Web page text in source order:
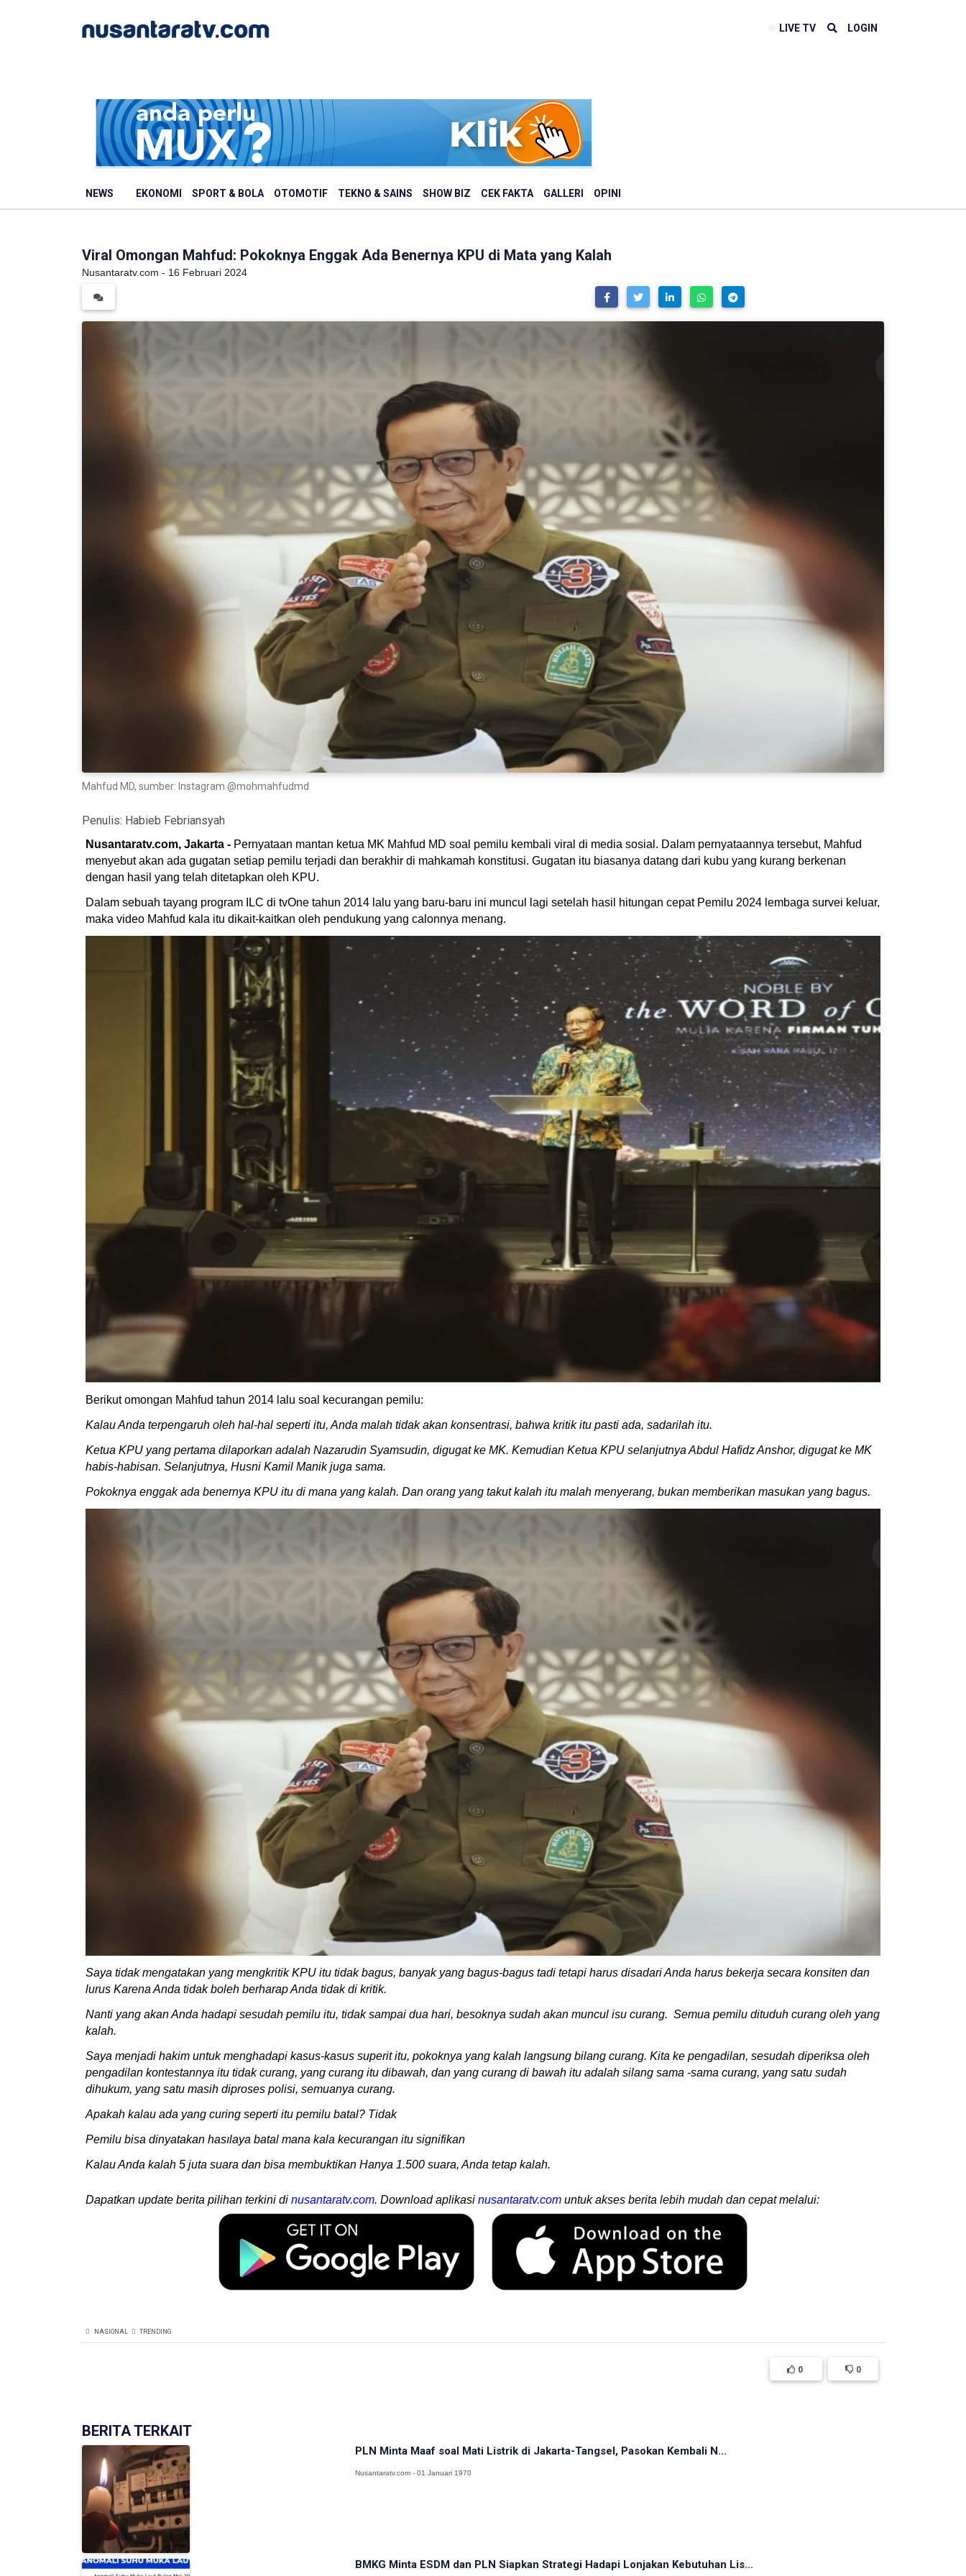
LIVE TV LOGIN
NEWS EKONOMI SPORT & BOLA OTOMOTIF TEKNO & SAINS SHOW BIZ CEK FAKTA GALLERI OPINI
Viral Omongan Mahfud: Pokoknya Enggak Ada Benernya KPU di Mata yang Kalah
Nusantaratv.com - 16 Februari 2024
Mahfud MD, sumber: Instagram @mohmahfudmd
Penulis: Habieb Febriansyah
Nusantaratv.com, Jakarta - Pernyataan mantan ketua MK Mahfud MD soal pemilu kembali viral di media sosial. Dalam pernyataannya tersebut, Mahfud
menyebut akan ada gugatan setiap pemilu terjadi dan berakhir di mahkamah konstitusi. Gugatan itu biasanya datang dari kubu yang kurang berkenan
dengan hasil yang telah ditetapkan oleh KPU.
Dalam sebuah tayang program ILC di tvOne tahun 2014 lalu yang baru-baru ini muncul lagi setelah hasil hitungan cepat Pemilu 2024 lembaga survei keluar,
maka video Mahfud kala itu dikait-kaitkan oleh pendukung yang calonnya menang.
Berikut omongan Mahfud tahun 2014 lalu soal kecurangan pemilu:
Kalau Anda terpengaruh oleh hal-hal seperti itu, Anda malah tidak akan konsentrasi, bahwa kritik itu pasti ada, sadarilah itu.
Ketua KPU yang pertama dilaporkan adalah Nazarudin Syamsudin, digugat ke MK. Kemudian Ketua KPU selanjutnya Abdul Hafidz Anshor, digugat ke MK
habis-habisan. Selanjutnya, Husni Kamil Manik juga sama.
Pokoknya enggak ada benernya KPU itu di mana yang kalah. Dan orang yang takut kalah itu malah menyerang, bukan memberikan masukan yang bagus.
Saya tidak mengatakan yang mengkritik KPU itu tidak bagus, banyak yang bagus-bagus tadi tetapi harus disadari Anda harus bekerja secara konsiten dan
lurus Karena Anda tidak boleh berharap Anda tidak di kritik.
Nanti yang akan Anda hadapi sesudah pemilu itu, tidak sampai dua hari, besoknya sudah akan muncul isu curang. Semua pemilu dituduh curang oleh yang
kalah.
Saya menjadi hakim untuk menghadapi kasus-kasus superit itu, pokoknya yang kalah langsung bilang curang. Kita ke pengadilan, sesudah diperiksa oleh
pengadilan kontestannya itu tidak curang, yang curang itu dibawah, dan yang curang di bawah itu adalah silang sama -sama curang, yang satu sudah
dihukum, yang satu masih diproses polisi, semuanya curang.
Apakah kalau ada yang curing seperti itu pemilu batal? Tidak
Pemilu bisa dinyatakan hasılaya batal mana kala kecurangan itu signifikan
Kalau Anda kalah 5 juta suara dan bisa membuktikan Hanya 1.500 suara, Anda tetap kalah.
Dapatkan update berita pilihan terkini di nusantaratv.com. Download aplikasi nusantaratv.com untuk akses berita lebih mudah dan cepat melalui:
NASIONAL TRENDING
0 0
BERITA TERKAIT
PLN Minta Maaf soal Mati Listrik di Jakarta-Tangsel, Pasokan Kembali N...
Nusantaratv.com - 01 Januari 1970
BMKG Minta ESDM dan PLN Siapkan Strategi Hadapi Lonjakan Kebutuhan Lis...